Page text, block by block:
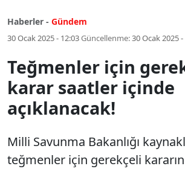
Haberler - Gündem
30 Ocak 2025 - 12:03Güncellenme:30 Ocak 2025 -
Teğmenler için
karar saatler içinde
açıklanacak!
Milli Savunma Bakanlığı
teğmenler için gerekçeli